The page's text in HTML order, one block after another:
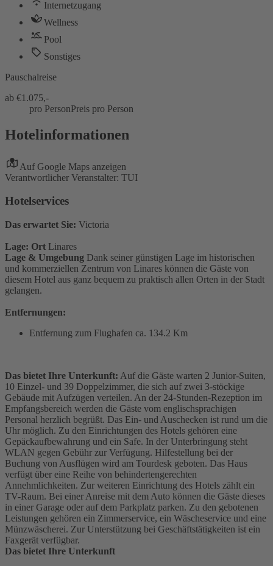
Internetzugang
Wellness
Pool
Sonstiges
Pauschalreise
ab €1.075,-
pro PersonPreis pro Person
Hotelinformationen
Auf Google Maps anzeigen
Verantwortlicher Veranstalter: TUI
Hotelservices
Das erwartet Sie: Victoria
Lage: Ort Linares
Lage & Umgebung Dank seiner günstigen Lage im historischen
und kommerziellen Zentrum von Linares können die Gäste von
diesem Hotel aus ganz bequem zu praktisch allen Orten in der Stadt
gelangen.
Entfernungen:
Entfernung zum Flughafen ca. 134.2 Km
Das bietet Ihre Unterkunft: Auf die Gäste warten 2 Junior-Suiten,
10 Einzel- und 39 Doppelzimmer, die sich auf zwei 3-stöckige
Gebäude mit Aufzügen verteilen. An der 24-Stunden-Rezeption im
Empfangsbereich werden die Gäste vom englischsprachigen
Personal herzlich begrüßt. Das Ein- und Auschecken ist rund um die
Uhr möglich. Zu den Einrichtungen des Hotels gehören eine
Gepäckaufbewahrung und ein Safe. In der Unterbringung steht
WLAN gegen Gebühr zur Verfügung. Hilfestellung bei der
Buchung von Ausflügen wird am Tourdesk geboten. Das Haus
verfügt über eine Reihe von behindertengerechten
Annehmlichkeiten. Zur weiteren Einrichtung des Hotels zählt ein
TV-Raum. Bei einer Anreise mit dem Auto können die Gäste dieses
in einer Garage oder auf dem Parkplatz parken. Zu den gebotenen
Leistungen gehören ein Zimmerservice, ein Wäscheservice und eine
Münzwäscherei. Zur Unterstützung bei Geschäftstätigkeiten ist ein
Faxgerät verfügbar.
Das bietet Ihre Unterkunft